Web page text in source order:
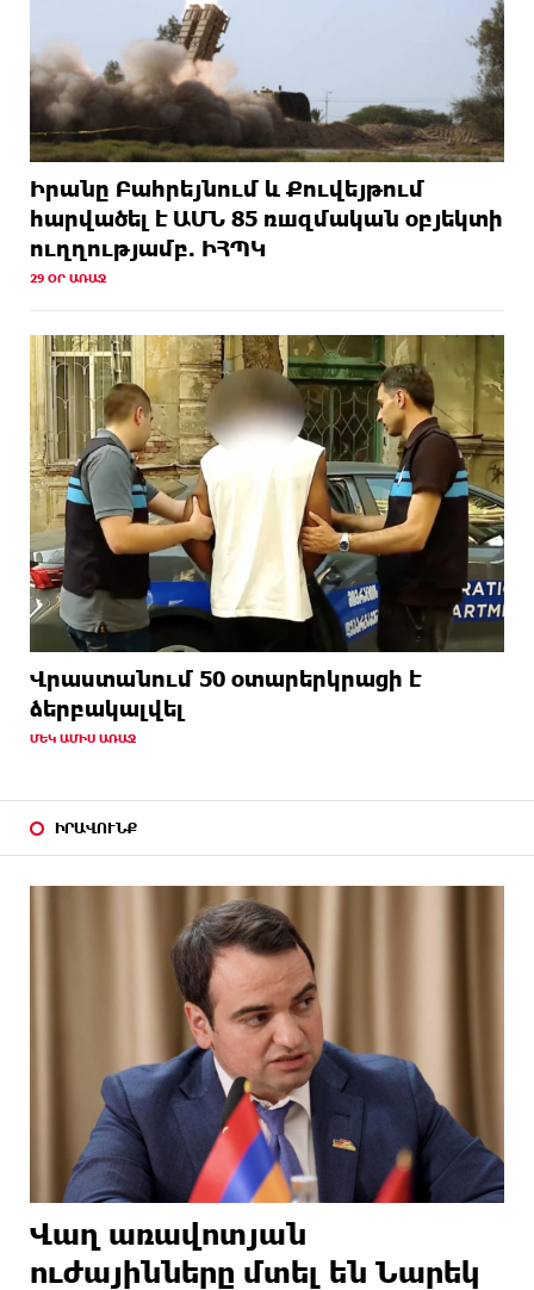
Իրանը Բահրեյնում և Քուվեյթում
hարվածել է ԱՄՆ 85 ռшզմական օբյեկտի
ուղղությամբ. ԻՀՊԿ
29 ՕՐ ԱՌԱՋ
Վրաստանում 50 օտարերկրացի է
ձերբակալվել
ՄԵԿ ԱՄԻՍ ԱՌԱՋ
ԻՐԱՎՈՒՆՔ
Վաղ առավոտյան
ուժայինները մտել են Նարեկ